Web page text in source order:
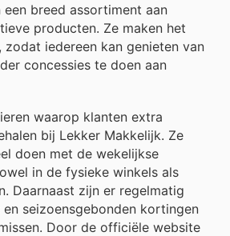
een breed assortiment aan
producten. Ze maken het
iedereen kan genieten van
concessies te doen aan
waarop klanten extra
bij Lekker Makkelijk. Ze
doen met de wekelijkse
in de fysieke winkels als
Daarnaast zijn er regelmatig
seizoensgebonden kortingen
Door de officiële website